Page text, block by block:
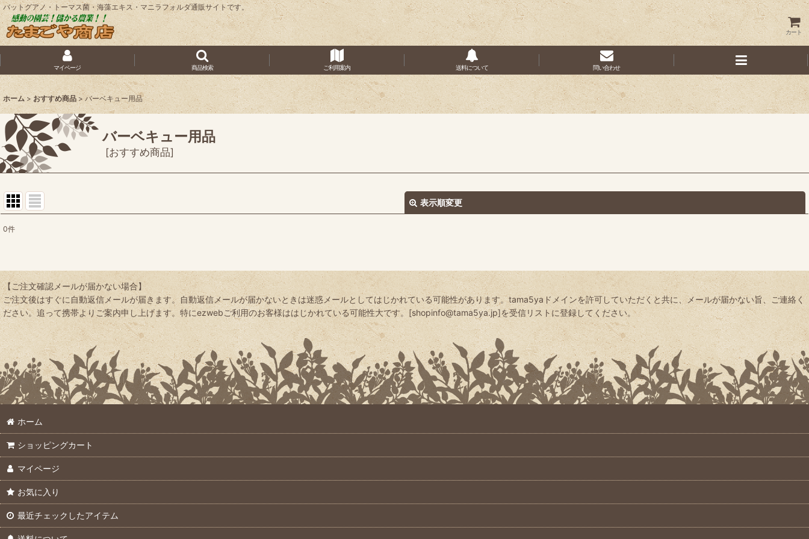
バットグアノ・トーマス菌・海藻エキス・マニラフォルダ通販サイトです。
カート
マイページ 商品検索 ご利用案内 送料について 問い合わせ
ホーム > おすすめ商品 > バーベキュー用品
バーベキュー用品
[おすすめ商品]
表示順変更
並び順:
絞り込む
0件
【ご注文確認メールが届かない場合】
ご注文後はすぐに自動返信メールが届きます。自動返信メールが届かないときは迷惑メールとしてはじかれている可能性があります。tama5yaドメインを許可していただくと共に、メールが届かない旨、ご連絡く
ださい。追って携帯よりご案内申し上げます。特にezwebご利用のお客様ははじかれている可能性大です。[shopinfo@tama5ya.jp]を受信リストに登録してください。
ホーム
ショッピングカート
マイページ
お気に入り
最近チェックしたアイテム